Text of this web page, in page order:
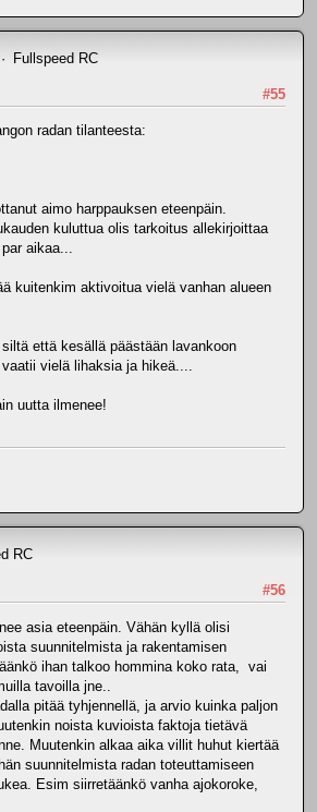
Fullspeed RC
#55
radan tilanteesta:
aimo harppauksen eteenpäin.
kuluttua olis tarkoitus allekirjoittaa
aikaa...
kuitenkim aktivoitua vielä vanhan alueen
että kesällä päästään lavankoon
vielä lihaksia ja hikeä....
uutta ilmenee!
RC
#56
asia eteenpäin. Vähän kyllä olisi
suunnitelmista ja rakentamisen
ihan talkoo hommina koko rata, vai
tavoilla jne..
pitää tyhjennellä, ja arvio kuinka paljon
noista kuvioista faktoja tietävä
Muutenkin alkaa aika villit huhut kiertää
suunnitelmista radan toteuttamiseen
Esim siirretäänkö vanha ajokoroke,